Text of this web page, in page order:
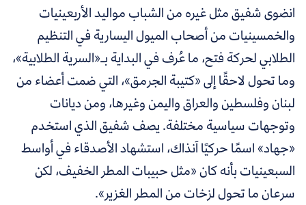
انضوى شفيق مثل غيره من الشباب مواليد الأربعينيات
والخمسينيات من أصحاب الميول اليسارية في التنظيم
الطلابي لحركة فتح، ما عُرف في البداية بـ«السرية الطلابية»،
وما تحول لاحقًا إلى «كتيبة الجرمق»، التي ضمت أعضاء من
لبنان وفلسطين والعراق واليمن وغيرها، ومن ديانات
وتوجهات سياسية مختلفة. يصف شفيق الذي استخدم
«جهاد» اسمًا حركيًا آنذاك، استشهاد الأصدقاء في أواسط
السبعينيات بأنه كان «مثل حبيبات المطر الخفيف، لكن
سرعان ما تحول لزخات من المطر الغزير».